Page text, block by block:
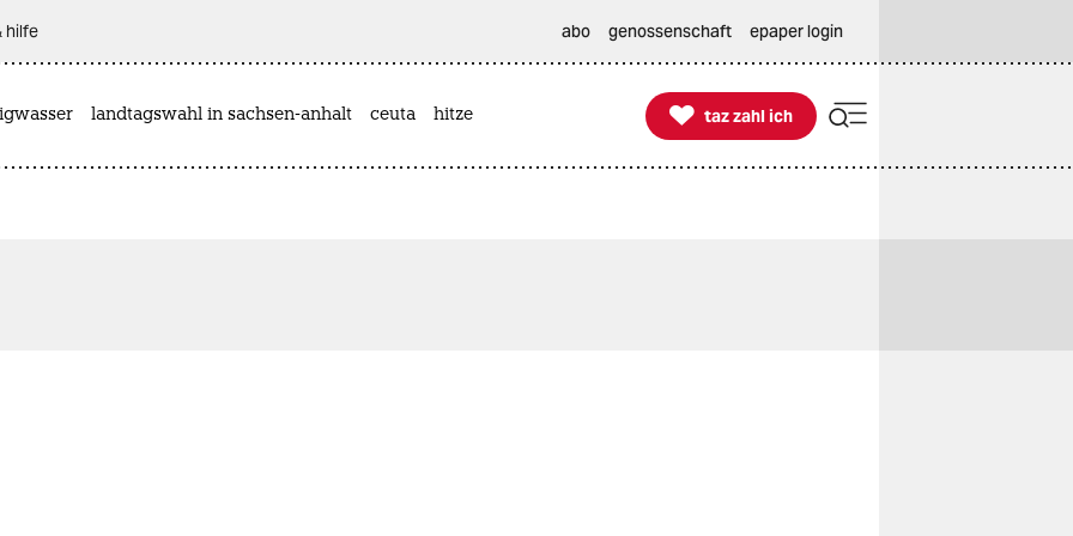
hilfe abo genossenschaft epaper login
landtagswahl in sachsen-anhalt ceuta hitze 
taz zahl ich
taz zahl ich